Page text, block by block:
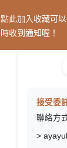
接受委
聯絡方
>
點此加入收藏可
時收到通知喔！